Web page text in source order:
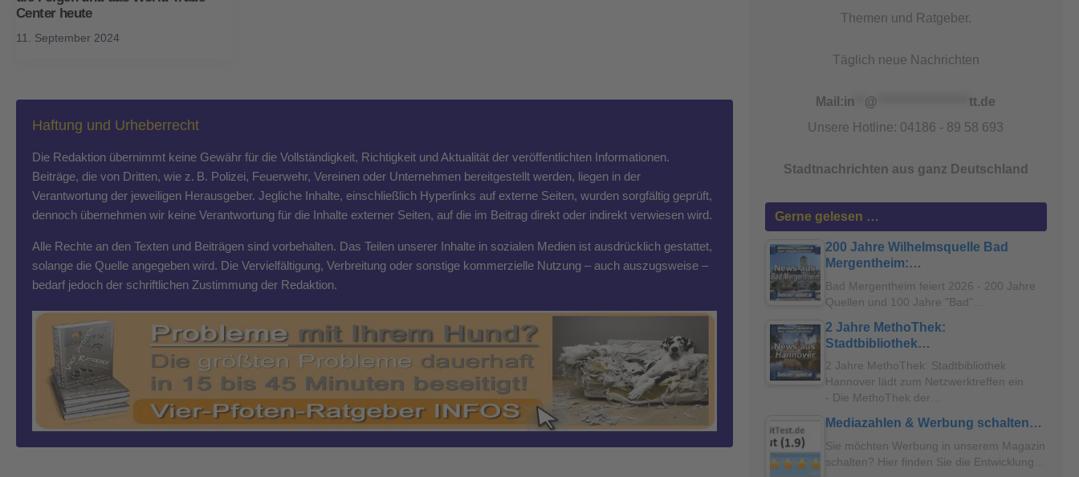
Center heute
11. September 2024
Haftung und Urheberrecht
Die Redaktion übernimmt keine Gewähr für die Vollständigkeit, Richtigkeit und Aktualität der veröffentlichten Informationen.
Beiträge, die von Dritten, wie z. B. Polizei, Feuerwehr, Vereinen oder Unternehmen bereitgestellt werden, liegen in der
Verantwortung der jeweiligen Herausgeber. Jegliche Inhalte, einschließlich Hyperlinks auf externe Seiten, wurden sorgfältig geprüft,
dennoch übernehmen wir keine Verantwortung für die Inhalte externer Seiten, auf die im Beitrag direkt oder indirekt verwiesen wird.
Alle Rechte an den Texten und Beiträgen sind vorbehalten. Das Teilen unserer Inhalte in sozialen Medien ist ausdrücklich gestattet,
solange die Quelle angegeben wird. Die Vervielfältigung, Verbreitung oder sonstige kommerzielle Nutzung – auch auszugsweise –
bedarf jedoch der schriftlichen Zustimmung der Redaktion.
Themen und Ratgeber.
Täglich neue Nachrichten
Mail:in @ *******************tt.de
Unsere Hotline: 04186 - 89 58 693
Stadtnachrichten aus ganz Deutschland
Gerne gelesen …
200 Jahre Wilhelmsquelle Bad
Mergentheim:…
Bad Mergentheim feiert 2026 - 200 Jahre
Quellen und 100 Jahre "Bad"…
2 Jahre MethoThek:
Stadtbibliothek…
2 Jahre MethoThek: Stadtbibliothek
Hannover lädt zum Netzwerktreffen ein
- Die MethoThek der…
Mediazahlen & Werbung schalten…
Sie möchten Werbung in unserem Magazin
schalten? Hier finden Sie die Entwicklung…